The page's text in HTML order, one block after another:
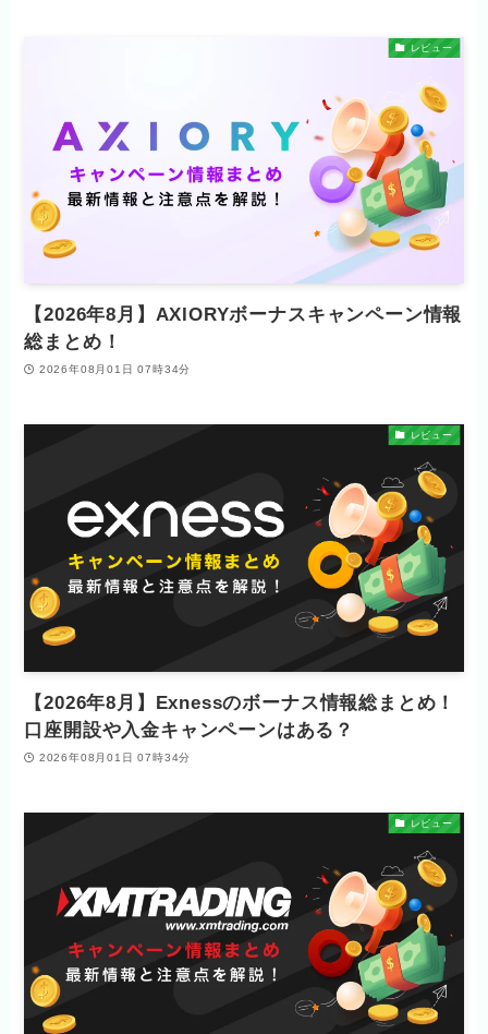
レビュー
【2026年8月】AXIORYボーナスキャンペーン情報
総まとめ！
2026年08月01日 07時34分
レビュー
【2026年8月】Exnessのボーナス情報総まとめ！
口座開設や入金キャンペーンはある？
2026年08月01日 07時34分
レビュー